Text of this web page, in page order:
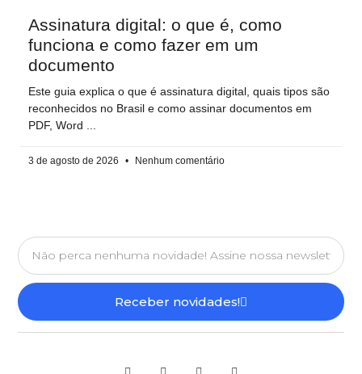
Assinatura digital: o que é, como
funciona e como fazer em um
documento
Este guia explica o que é assinatura digital, quais tipos são
reconhecidos no Brasil e como assinar documentos em
PDF, Word
3 de agosto de 2026 Nenhum comentário
Receber novidades!